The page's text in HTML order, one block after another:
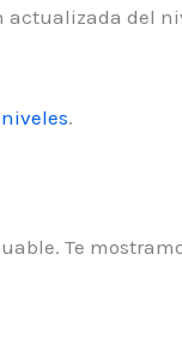
actualizada del
.
Te